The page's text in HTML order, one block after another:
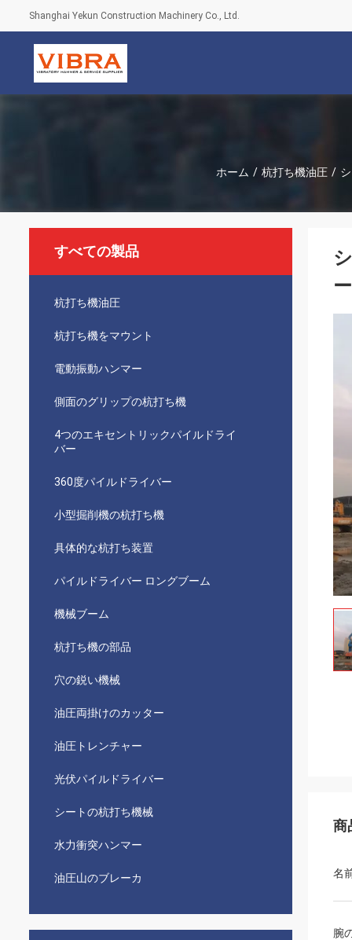
Shanghai Yekun Construction Machinery Co., Ltd.
ホーム / 杭打ち機油圧 /
すべての製品
杭打ち機油圧
杭打ち機をマウント
電動振動ハンマー
側面のグリップの杭打ち機
4つのエキセントリックパイルドライ
バー
360度パイルドライバー
小型掘削機の杭打ち機
具体的な杭打ち装置
パイルドライバー ロングブーム
機械ブーム
杭打ち機の部品
穴の鋭い機械
油圧両掛けのカッター
油圧トレンチャー
光伏パイルドライバー
シートの杭打ち機械
水力衝突ハンマー
油圧山のブレーカ
商
名
腕